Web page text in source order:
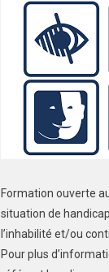
Formation ouverte
situation de
l’inhabilité et/ou
Pour plus